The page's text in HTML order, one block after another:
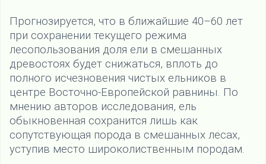
Прогнозируется, что в ближайшие 40–60 лет
при сохранении текущего режима
лесопользования доля ели в смешанных
древостоях будет снижаться, вплоть до
полного исчезновения чистых ельников в
центре Восточно-Европейской равнины. По
мнению авторов исследования, ель
обыкновенная сохранится лишь как
сопутствующая порода в смешанных лесах,
уступив место широколиственным породам.